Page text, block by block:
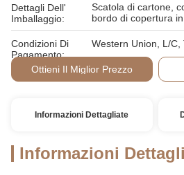
Dettagli Dell'
Imballaggio:
Scatola di cartone,
bordo di copertura
Condizioni Di
Pagamento:
Western Union, L/C,
Ottieni Il Miglior Prezzo
Informazioni Dettagliate
Informazioni